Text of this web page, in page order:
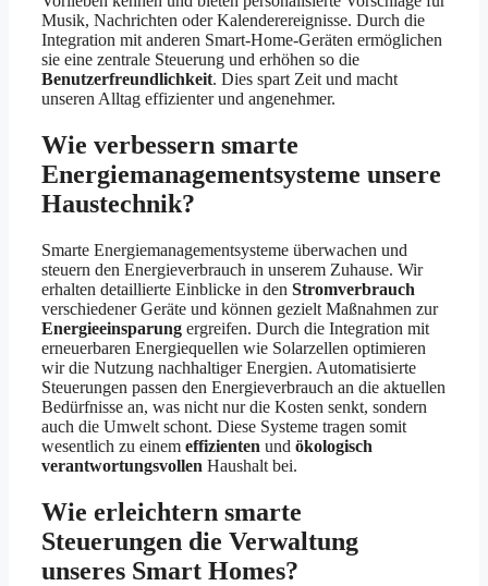
Musik, Nachrichten oder Kalenderereignisse. Durch die
Integration mit anderen Smart-Home-Geräten ermöglichen
sie eine zentrale Steuerung und erhöhen so die
Benutzerfreundlichkeit. Dies spart Zeit und macht
unseren Alltag effizienter und angenehmer.
Wie verbessern smarte
Energiemanagementsysteme unsere
Haustechnik?
Smarte Energiemanagementsysteme überwachen und
steuern den Energieverbrauch in unserem Zuhause. Wir
erhalten detaillierte Einblicke in den Stromverbrauch
verschiedener Geräte und können gezielt Maßnahmen zur
Energieeinsparung ergreifen. Durch die Integration mit
erneuerbaren Energiequellen wie Solarzellen optimieren
wir die Nutzung nachhaltiger Energien. Automatisierte
Steuerungen passen den Energieverbrauch an die aktuellen
Bedürfnisse an, was nicht nur die Kosten senkt, sondern
auch die Umwelt schont. Diese Systeme tragen somit
wesentlich zu einem effizienten und ökologisch
verantwortungsvollen Haushalt bei.
Wie erleichtern smarte
Steuerungen die Verwaltung
unseres Smart Homes?